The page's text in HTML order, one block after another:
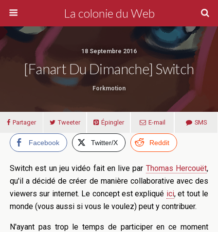
La colonie du Web
18 Septembre 2016
[Fanart Du Dimanche] Switch
Forkmotion
Partager Tweeter Épingler E-mail SMS
Facebook Twitter/X Reddit
Switch est un jeu vidéo fait en live par Thomas Hercouët,
qu'il a décidé de créer de manière collaborative avec des
viewers sur internet. Le concept est expliqué ici, et tout le
monde (vous aussi si vous le voulez) peut y contribuer.
N'ayant pas trop le temps de participer en ce moment